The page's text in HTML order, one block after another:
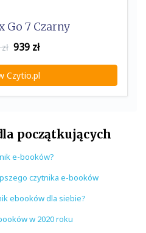
Go 7 Czarny
939 zł
Czytio.pl
początkujących
e-booków?
czytnika e-booków
ebooków dla siebie?
w 2020 roku